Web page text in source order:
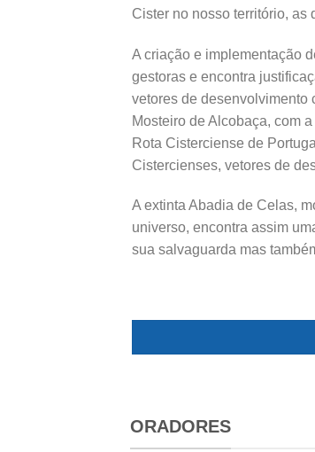
Cister no nosso território,
A criação e implementação
gestoras e encontra
vetores de desenvolvimento
Mosteiro de Alcobaça, com
Rota Cisterciense de
Cistercienses, vetores de
A extinta Abadia de Celas,
universo, encontra assim
sua salvaguarda mas
ORADORES